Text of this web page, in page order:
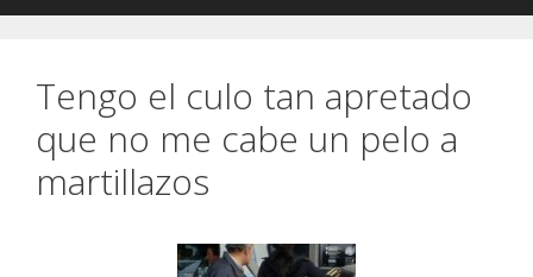
Tengo el culo tan apretado
que no me cabe un pelo a
martillazos